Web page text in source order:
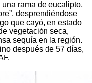
rama de eucalipto,
desprendiéndose
que cayó, en estado
vegetación seca,
sequía en la región.
después de 57 días,